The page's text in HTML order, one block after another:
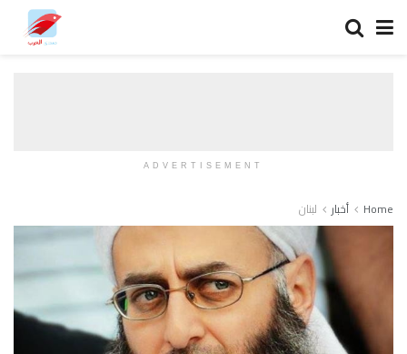
ADVERTISEMENT
Home أخبار لبنان